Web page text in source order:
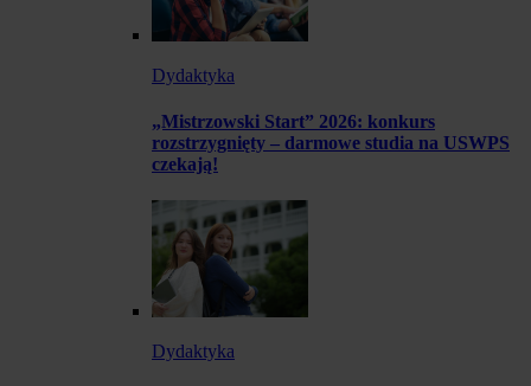
Dydaktyka
„Mistrzowski Start” 2026: konkurs
rozstrzygnięty – darmowe studia na USWPS
czekają!
Dydaktyka